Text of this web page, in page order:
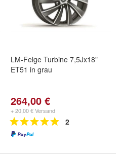
LM-Felge Turbine 7,5Jx18"
ET51 in grau
264,00 €
+ 20,00 € Versand
2